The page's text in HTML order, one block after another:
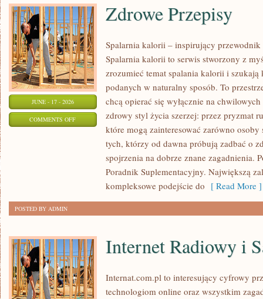
JUNE - 17 - 2026
COMMENTS OFFON
Zdrowe Przepisy
Spalarnia kalorii – inspirujący
Spalarnia kalorii to serwis stworzony z
zrozumieć temat spalania kalorii i
podanych w naturalny sposób. To
chcą opierać się wyłącznie na
zdrowy styl życia szerzej: przez pryzmat
które mogą zainteresować zarówno
tych, którzy od dawna próbują zadbać o
spojrzenia na dobrze znane zagadnienia.
Poradnik Suplementacyjny. Największą
kompleksowe podejście do [ Read More ]
POSTED BY ADMIN
Internet Radiowy i
Internat.com.pl to interesujący cyfrowy
technologiom online oraz wszystkim